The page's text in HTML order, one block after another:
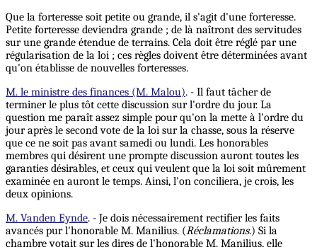
Que la forteresse soit petite ou grande, il s'agit d'une forteresse.
Petite forteresse deviendra grande ; de là naîtront des servitudes
sur une grande étendue de terrains. Cela doit être réglé par une
régularisation de la loi ; ces règles doivent être déterminées avant
qu'on établisse de nouvelles forteresses.
M. le ministre des finances (M. Malou). - Il faut tâcher de
terminer le plus tôt cette discussion sur l'ordre du jour. La
question me paraît assez simple pour qu'on la mette à l'ordre du
jour après le second vote de la loi sur la chasse, sous la réserve
que ce ne soit pas avant samedi ou lundi. Les honorables
membres qui désirent une prompte discussion auront toutes les
garanties désirables, et ceux qui veulent que la loi soit mûrement
examinée en auront le temps. Ainsi, l'on conciliera, je crois, les
deux opinions.
M. Vanden Eynde. - Je dois nécessairement rectifier les faits
avancés pur l'honorable M. Manilius. (Réclamations.) Si la
chambre votait sur les dires de l'honorable M. Manilius, elle